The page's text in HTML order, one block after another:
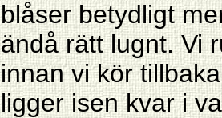
blåser betydligt
ändå rätt lugnt. Vi
innan vi kör
ligger isen kvar i